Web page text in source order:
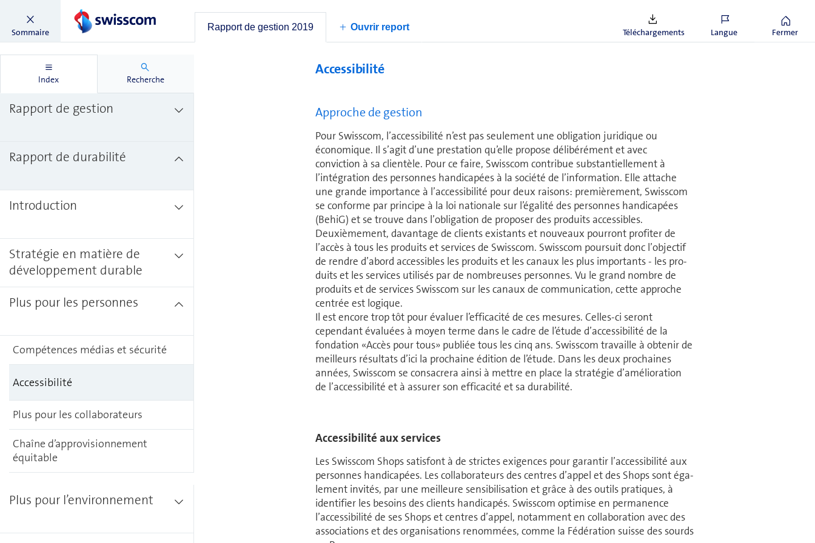
Sommaire Rapport de gestion 2019 Ouvrir report Téléchargements Langue Fermer
Index Recherche
Rapport de gestion
Rapport de durabilité
Introduction
Stratégie en matière de
développement durable
Plus pour les personnes
Compétences médias et sécurité
Accessibilité
Plus pour les collaborateurs
Chaîne d’approvisionnement
équitable
Plus pour l’environnement
marketing et s’abstient donc de toute action publicitaire dans les écoles.
Accessibilité
Approche de gestion
Pour Swisscom, l’accessibilité n’est pas seulement une obligation juridique ou
économique. Il s’agit d’une prestation qu’elle propose délibérément et avec
conviction à sa clien­tèle. Pour ce faire, Swisscom contribue substantiellement à
l’intégration des per­sonnes handicapées à la société de l’in­for­ma­tion. Elle attache
une grande importance à l’accessibilité pour deux raisons: premièrement, Swisscom
se conforme par principe à la loi nationale sur l’égalité des per­sonnes handicapées
(BehiG) et se trouve dans l’obligation de proposer des pro­duits accessibles.
Deuxièmement, da­van­tage de clients existants et nouveaux pourront pro­fi­ter de
l’accès à tous les pro­duits et ser­vices de Swisscom. Swisscom poursuit donc l’objectif
de rendre d’abord accessibles les pro­duits et les canaux les plus importants - les pro­
duits et les ser­vices utilisés par de nom­breuses per­sonnes. Vu le grand nombre de
pro­duits et de ser­vices Swisscom sur les canaux de com­mu­ni­ca­tion, cette approche
centrée est logique.
Il est encore trop tôt pour évaluer l’efficacité de ces mesures. Celles-ci seront
cependant évaluées à moyen terme dans le cadre de l’étude d’accessibilité de la
fondation «Accès pour tous» publiée tous les cinq ans. Swisscom travaille à obtenir de
meilleurs résultats d’ici la prochaine édition de l’étude. Dans les deux prochaines
années, Swisscom se consacrera ainsi à mettre en place la stratégie d’amélioration
de l’accessibilité et à assurer son efficacité et sa durabilité.
Accessibilité aux ser­vices
Les Swisscom Shops satisfont à de strictes exigences pour garantir l’accessibilité aux
per­sonnes handicapées. Les col­la­bo­ra­teurs des centres d’appel et des Shops sont éga­
le­ment invités, par une meilleure sensibilisation et grâce à des outils pratiques, à
identifier les besoins des clients handicapés. Swisscom optimise en permanence
l’accessibilité de ses Shops et centres d’appel, no­tam­ment en collaboration avec des
associations et des or­ga­ni­sa­tions renommées, comme la Fédération suisse des sourds